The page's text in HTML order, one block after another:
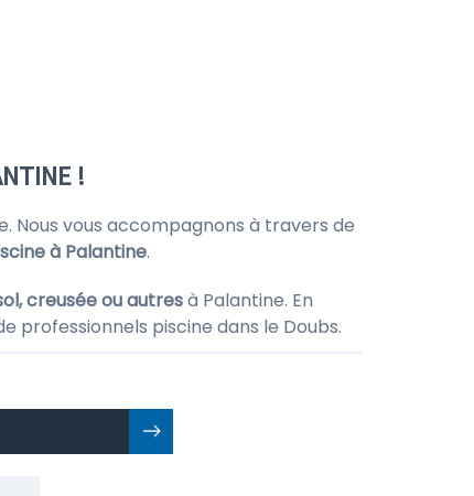
!
Nous vous accompagnons à travers de
à Palantine.
creusée ou autresà Palantine. En
professionnels piscine dans le Doubs.